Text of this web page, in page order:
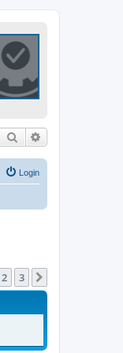
Cerca
Login
2 3